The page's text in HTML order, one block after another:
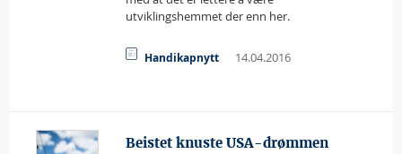
utviklingshemmet der enn her.
Handikapnytt 14.04.2016
Beistet knuste USA-drømmen